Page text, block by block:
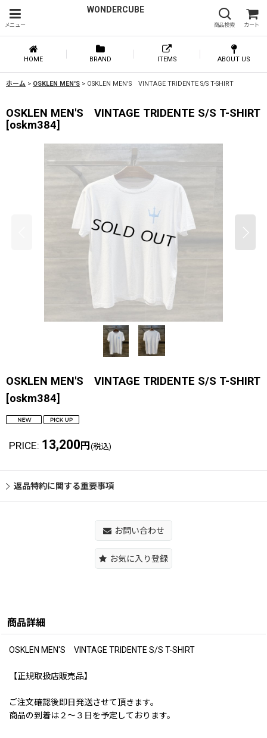
メニュー
WONDERCUBE
商品検索 カート
HOME BRAND ITEMS ABOUT US
ホーム > OSKLEN MEN'S > OSKLEN MEN'S VINTAGE TRIDENTE S/S T-SHIRT
OSKLEN MEN'S VINTAGE TRIDENTE S/S T-SHIRT
[oskm384]
OSKLEN MEN'S VINTAGE TRIDENTE S/S T-SHIRT
[oskm384]
PRICE: 13,200 円 (税込)
返品特約に関する重要事項
お問い合わせ
お気に入り登録
商品詳細
OSKLEN MEN'S VINTAGE TRIDENTE S/S T-SHIRT
【正規取扱店販売品】
ご注文確認後即日発送させて頂きます。
商品の到着は２〜３日を予定しております。